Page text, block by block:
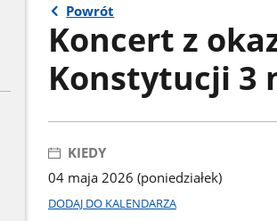
Powrót
Koncert z
Konstytucji 3
KIEDY
04 maja 2026 (poniedziałek)
DODAJ DO KALENDARZA